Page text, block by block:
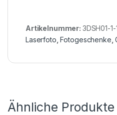
Artikelnummer: 3DSH01-1-
Laserfoto ,Fotogeschenke ,
Ähnliche Produkte